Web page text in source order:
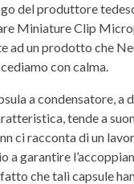
del produttore
Miniature Clip
un prodotto che
con calma.
a condensatore,
tende a
ci racconta di un
garantire
che tali capsule